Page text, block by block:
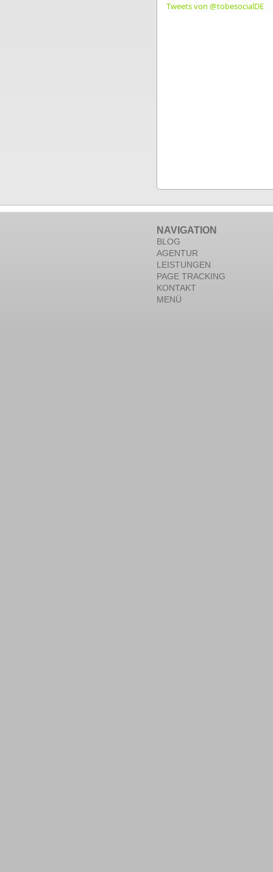
Tweets von @tobesocialDE
NAVIGATION
BLOG
AGENTUR
LEISTUNGEN
PAGE TRACKING
KONTAKT
MENÜ